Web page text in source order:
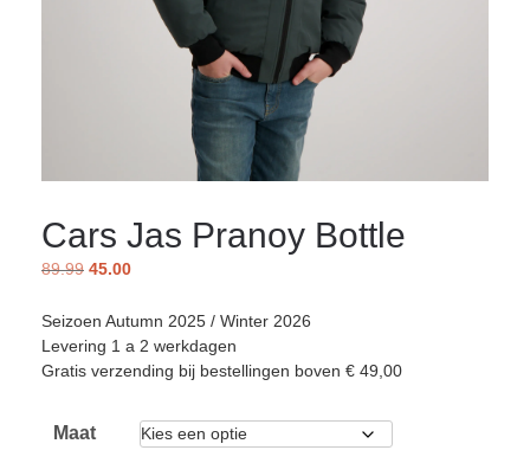
Cars Jas Pranoy Bottle
89.99 45.00
Seizoen Autumn 2025 / Winter 2026
Levering 1 a 2 werkdagen
Gratis verzending bij bestellingen boven € 49,00
Maat